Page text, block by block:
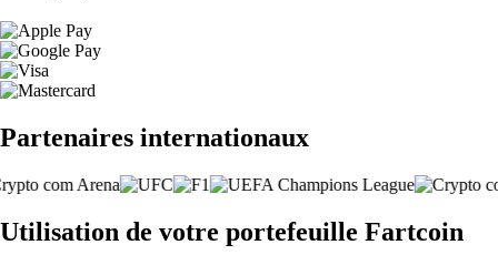
Partenaires internationaux
Utilisation de votre portefeuille Fartcoin